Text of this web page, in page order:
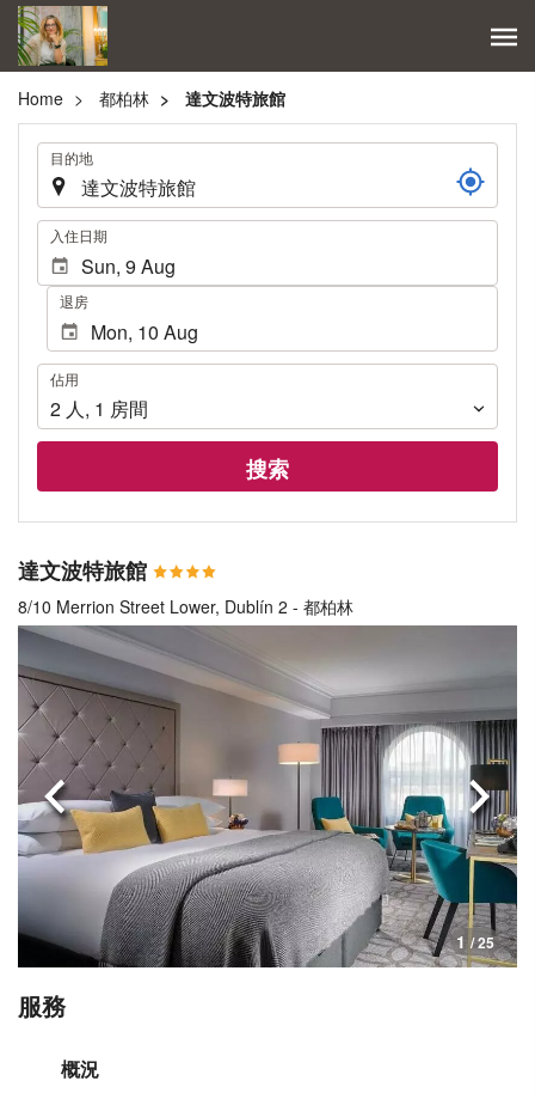
Home 都柏林 達文波特旅館
. 目的地
. 入住日期
退房
佔
用
佔用
2 人, 1 房間
搜索
達文波特旅館
8/10 Merrion Street Lower, Dublín 2 - 都柏林
1 / 25
上一頁 下一
服務
概況